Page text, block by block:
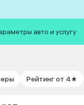
авто и услугу
Рейтинг от 4★